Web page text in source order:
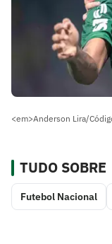
<em>Anderson Lira/
TUDO SOBRE
Futebol Nacional